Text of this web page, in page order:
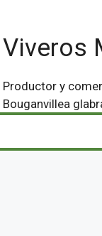
Viveros
Productor y
Bouganvillea